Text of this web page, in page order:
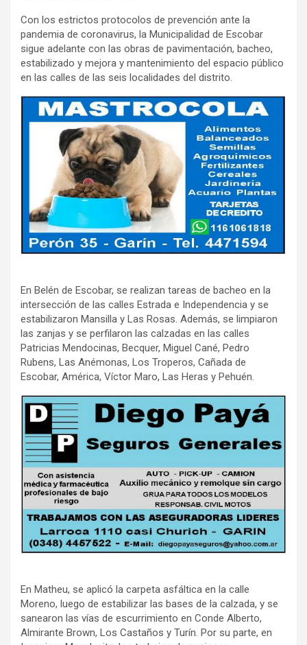
Con los estrictos protocolos de prevención ante la
pandemia de coronavirus, la Municipalidad de Escobar
sigue adelante con las obras de pavimentación, bacheo,
estabilizado y mejora y mantenimiento del espacio público
en las calles de las seis localidades del distrito.
En Belén de Escobar, se realizan tareas de bacheo en la
intersección de las calles Estrada e Independencia y se
estabilizaron Mansilla y Las Rosas. Además, se limpiaron
las zanjas y se perfilaron las calzadas en las calles
Patricias Mendocinas, Becquer, Miguel Cané, Pedro
Rubens, Las Anémonas, Los Troperos, Cañada de
Escobar, América, Víctor Maro, Las Heras y Pehuén.
En Matheu, se aplicó la carpeta asfáltica en la calle
Moreno, luego de estabilizar las bases de la calzada, y se
sanearon las vías de escurrimiento en Conde Alberto,
Almirante Brown, Los Castaños y Turín. Por su parte, en